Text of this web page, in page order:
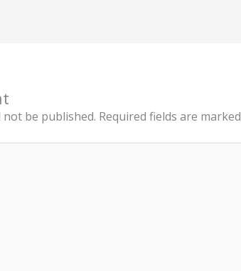
not be published. Required fields are marked